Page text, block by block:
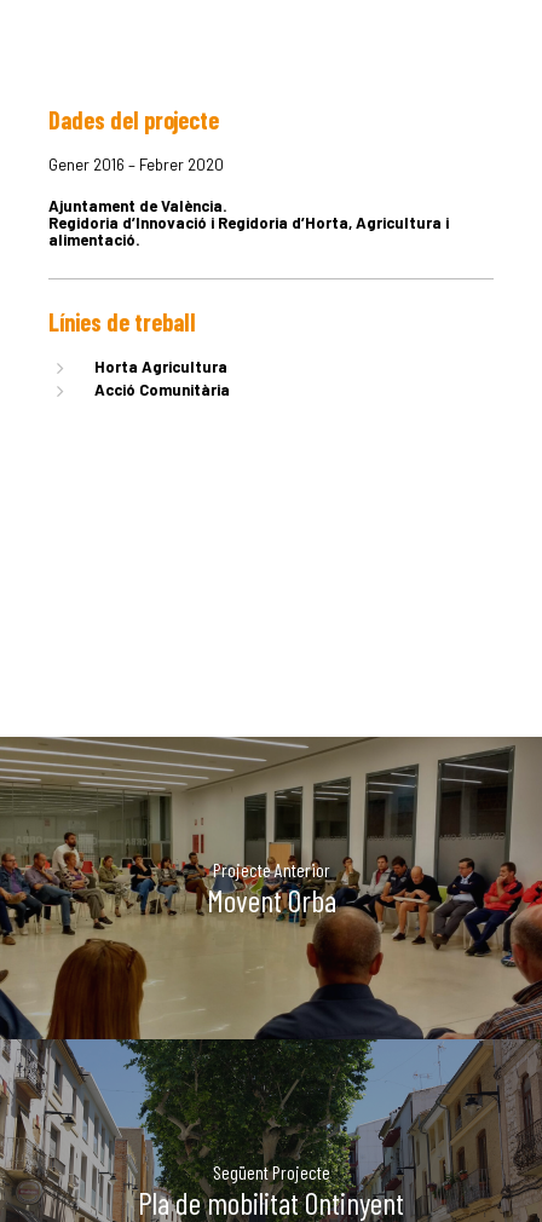
Dades del projecte
Gener 2016 – Febrer 2020
Ajuntament de València.
Regidoria d’Innovació i Regidoria d’Horta, Agricultura i
alimentació.
Línies de treball
Horta Agricultura
Acció Comunitària
Projecte Anterior
Movent Orba
Següent Projecte
Pla de mobilitat Ontinyent
EQUIP
646 375 175
info@ladulaparticipacio.com
VLC
CAS